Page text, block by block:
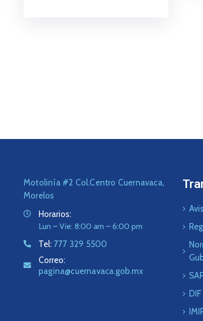
Motolinía #2 Col.Centro Cuernavaca,
Morelos
Horarios:
Lun – Vie: 8:00 am – 6:00 pm
Tel: 777 329 5500
Correo:
pagina@cuernavaca.gob.mx